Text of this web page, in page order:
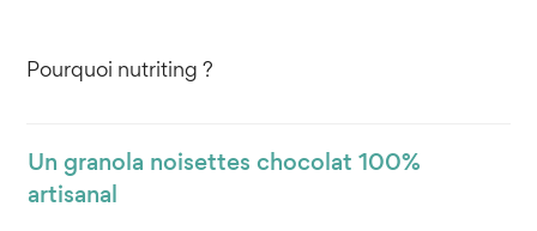
Pourquoi nutriting ?
Un granola noisettes chocolat 100%
artisanal